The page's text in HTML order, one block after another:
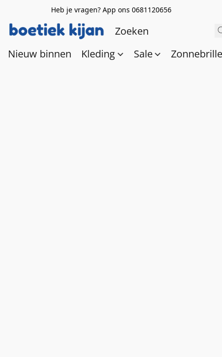
Heb je vragen? App ons 0681120656
Nieuw binnen Kleding Sale